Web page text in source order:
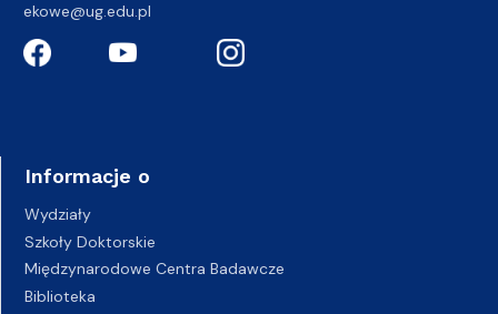
ekowe@ug.edu.pl
Informacje o
Wydziały
Szkoły Doktorskie
Międzynarodowe Centra Badawcze
Biblioteka